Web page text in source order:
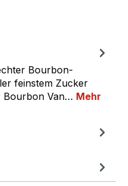
Bourbon-
feinstem Zucker
Bourbon Van… Mehr